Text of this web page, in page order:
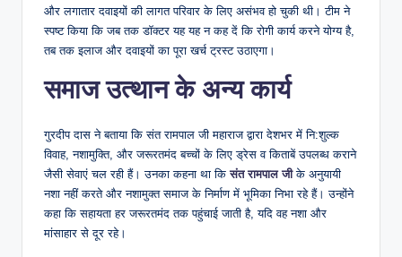
और लगातार दवाइयों की लागत परिवार के लिए असंभव हो चुकी थी। टीम ने
स्पष्ट किया कि जब तक डॉक्टर यह यह न कह दें कि रोगी कार्य करने योग्य है,
तब तक इलाज और दवाइयों का पूरा खर्च ट्रस्ट उठाएगा।
समाज उत्थान के अन्य कार्य
गुरदीप दास ने बताया कि संत रामपाल जी महाराज द्वारा देशभर में नि:शुल्क
विवाह, नशामुक्ति, और जरूरतमंद बच्चों के लिए ड्रेस व किताबें उपलब्ध कराने
जैसी सेवाएं चल रही हैं। उनका कहना था किसंत रामपाल जीके अनुयायी
नशा नहीं करते और नशामुक्त समाज के निर्माण में भूमिका निभा रहे हैं। उन्होंने
कहा कि सहायता हर जरूरतमंद तक पहुंचाई जाती है, यदि वह नशा और
मांसाहार से दूर रहे।